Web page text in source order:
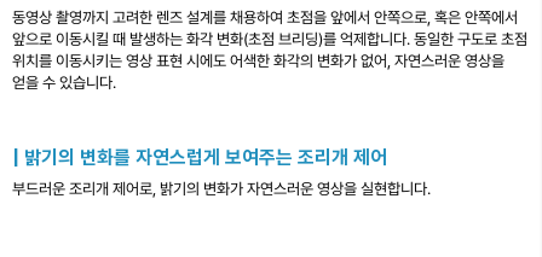
동영상 촬영까지 고려한 렌즈 설계를 채용하여 초점을 앞에서 안쪽으로, 혹은 안쪽에서
앞으로 이동시킬 때 발생하는 화각 변화(초점 브리딩)를 억제합니다. 동일한 구도로 초점
위치를 이동시키는 영상 표현 시에도 어색한 화각의 변화가 없어, 자연스러운 영상을
얻을 수 있습니다.
| 밝기의 변화를 자연스럽게 보여주는 조리개 제어
부드러운 조리개 제어로, 밝기의 변화가 자연스러운 영상을 실현합니다.